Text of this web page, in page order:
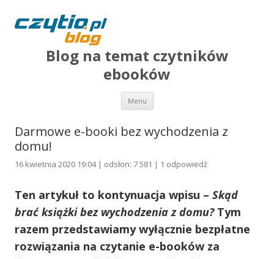
Blog na temat czytników
ebooków
Menu Przejdź do treści
Darmowe e-booki bez wychodzenia z
domu!
16 kwietnia 2020 19:04 | odsłon: 7 581 | 1 odpowiedź
Ten artykuł to kontynuacja wpisu – Skąd
brać książki bez wychodzenia z domu? Tym
razem przedstawiamy wyłącznie bezpłatne
rozwiązania na czytanie e-booków za